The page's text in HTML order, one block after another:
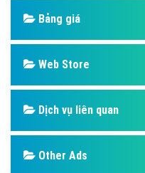
Bảng giá
Web Store
Dịch vụ liên quan
Other Ads